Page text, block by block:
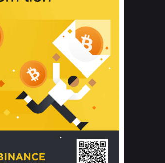
tế còn giúp ngăn ngừa tình trạng kích
khuẩn và nấm mốc trong điều kiện
thời tiết nóng ẩm. Bạn có thể tìm hiểu
thêm các nghiên cứu khoa học về tác
động của giấc ngủ và môi trường
phòng ngủ đối với sức khỏe con
người tại Sleep Foundation (External
Link) để có cái nhìn toàn diện hơn.
2. Các tiêu chí vàng khi lựa chọn
chăn ga gối đệm cao cấp cho phòng
ngủ
Để sở hữu một bộ chăn ga gối đệm
cao cấp hoàn hảo cả về thẩm mỹ lẫn
công năng, người tiêu dùng cần cân
nhắc kỹ lưỡng các tiêu chí quan trọng